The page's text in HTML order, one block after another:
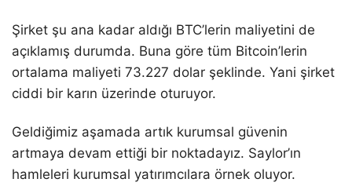
Şirket şu ana kadar aldığı BTC’lerin maliyetini de
açıklamış durumda. Buna göre tüm Bitcoin’lerin
ortalama maliyeti 73.227 dolar şeklinde. Yani şirket
ciddi bir karın üzerinde oturuyor.
Geldiğimiz aşamada artık kurumsal güvenin
artmaya devam ettiği bir noktadayız. Saylor’ın
hamleleri kurumsal yatırımcılara örnek oluyor.